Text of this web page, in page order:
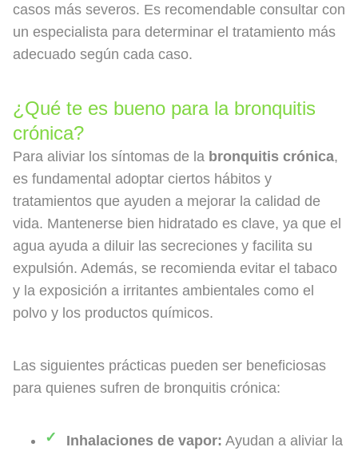
casos más severos. Es recomendable consultar con
un especialista para determinar el tratamiento más
adecuado según cada caso.
¿Qué te es bueno para la bronquitis
crónica?
Para aliviar los síntomas de la bronquitis crónica,
es fundamental adoptar ciertos hábitos y
tratamientos que ayuden a mejorar la calidad de
vida. Mantenerse bien hidratado es clave, ya que el
agua ayuda a diluir las secreciones y facilita su
expulsión. Además, se recomienda evitar el tabaco
y la exposición a irritantes ambientales como el
polvo y los productos químicos.
Las siguientes prácticas pueden ser beneficiosas
para quienes sufren de bronquitis crónica:
Inhalaciones de vapor: Ayudan a aliviar la